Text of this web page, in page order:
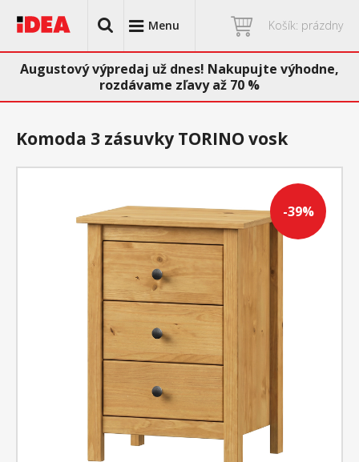
Menu Košík: prázdny
Augustový výpredaj už dnes! Nakupujte výhodne,
rozdávame zľavy až 70 %
-39%
Komoda 3 zásuvky TORINO vosk